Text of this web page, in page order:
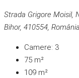
Strada Grigore Moisil,
Bihor, 410554, România
Camere: 3
75 m²
109 m²